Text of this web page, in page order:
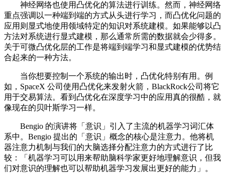
神经网络也使用凸优化的算法进行训练。然而，神经网络
重点强调以一种端到端的方式从头进行学习，而凸优化问题的
应用则显式地使用领域特定的知识对系统建模。如果能够以凸
方法对系统进行显式建模，那么通常所需的数据就会少得多。
关于可微凸优化层的工作是将端到端学习和显式建模的优势结
合起来的一种方法。
当你想要控制一个系统的输出时，凸优化特别有用。例
如，SpaceX 公司使用凸优化来发射火箭，BlackRock公司将它
用于交易算法。看到凸优化在深度学习中的应用真的很酷，就
像现在的贝叶斯学习一样。
Bengio 的演讲将「意识」引入了主流的机器学习词汇体
系中。Bengio 提出的「意识」概念的核心是注意力。他将机
器注意力机制与我们的大脑选择分配注意力的方式进行了比
较：「机器学习可以用来帮助脑科学家更好地理解意识，但我
们对意识的理解也可以帮助机器学习发展出更好的能力」。